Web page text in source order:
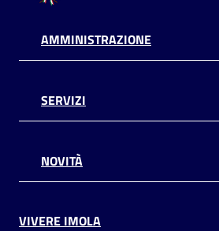
AMMINISTRAZIONE
SERVIZI
NOVITÀ
VIVERE IMOLA